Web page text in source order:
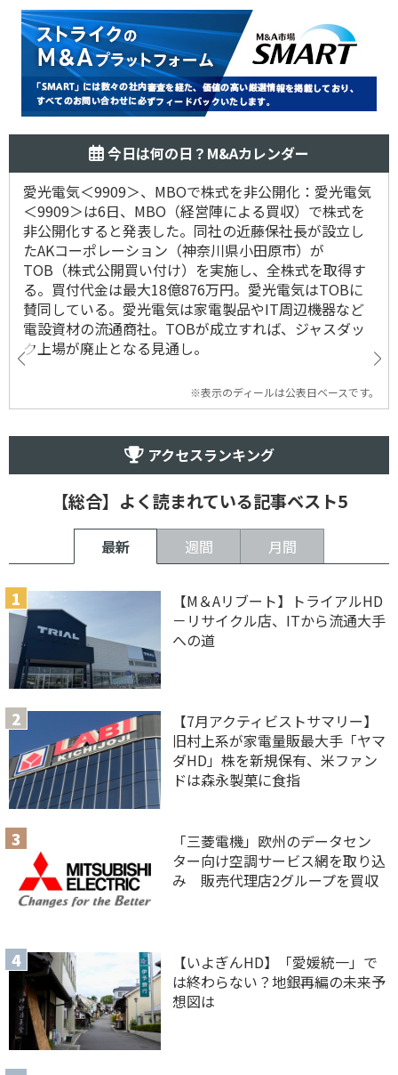
今日は何の日？M&Aカレンダー
愛光電気＜9909＞、MBOで株式を非公開化：愛光電気
＜9909＞は6日、MBO（経営陣による買収）で株式を
非公開化すると発表した。同社の近藤保社長が設立し
たAKコーポレーション（神奈川県小田原市）が
TOB（株式公開買い付け）を実施し、全株式を取得す
る。買付代金は最大18億876万円。愛光電気はTOBに
賛同している。愛光電気は家電製品やIT周辺機器など
電設資材の流通商社。TOBが成立すれば、ジャスダッ
ク上場が廃止となる見通し。
※表示のディールは公表日ベースです。
アクセスランキング
【総合】よく読まれている記事ベスト5
最新 週間 月間
【M＆Aリブート】トライアルHD
－リサイクル店、ITから流通大手
への道
【7月アクティビストサマリー】
旧村上系が家電量販最大手「ヤマ
ダHD」株を新規保有、米ファン
ドは森永製菓に食指
「三菱電機」欧州のデータセン
ター向け空調サービス網を取り込
み 販売代理店2グループを買収
【いよぎんHD】「愛媛統一」で
は終わらない？地銀再編の未来予
想図は